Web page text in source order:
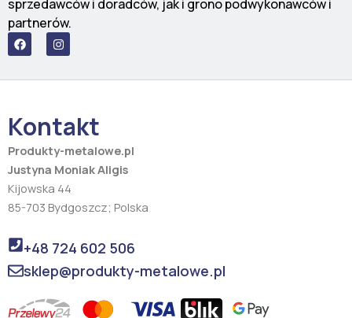
sprzedawców i doradców, jak i grono podwykonawców i
partnerów.
F
a
c
b
k
I
n
s
a
a
m
Kontakt
Produkty-metalowe.pl
Justyna Moniak Aligis
Kijowska 44
85-703 Bydgoszcz; Polska
+48 724 602 506
sklep@produkty-metalowe.pl